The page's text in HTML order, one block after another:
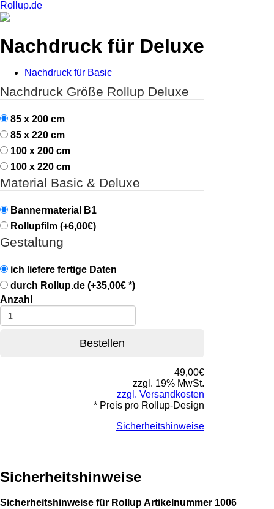
Roll up.de
Nachdruck für Deluxe
Nachdruck für Basic
Nachdruck Größe Rollup Deluxe
85 x 200 cm
85 x 220 cm
100 x 200 cm
100 x 220 cm
Material Basic & Deluxe
Bannermaterial B1
Rollupfilm (+6,00€)
Gestaltung
ich liefere fertige Daten
durch Rollup.de (+35,00€ *)
Anzahl
Bestellen
49,00€
zzgl. 19% MwSt.
zzgl. Versandkosten
* Preis pro Rollup-Design
Sicherheitshinweise
Sicherheitshinweise
Sicherheitshinweise für Rollup Artikelnummer 1006